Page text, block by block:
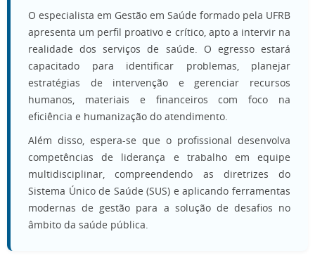
O especialista em Gestão em Saúde formado pela UFRB
apresenta um perfil proativo e crítico, apto a intervir na
realidade dos serviços de saúde. O egresso estará
capacitado para identificar problemas, planejar
estratégias de intervenção e gerenciar recursos
humanos, materiais e financeiros com foco na
eficiência e humanização do atendimento.
Além disso, espera-se que o profissional desenvolva
competências de liderança e trabalho em equipe
multidisciplinar, compreendendo as diretrizes do
Sistema Único de Saúde (SUS) e aplicando ferramentas
modernas de gestão para a solução de desafios no
âmbito da saúde pública.